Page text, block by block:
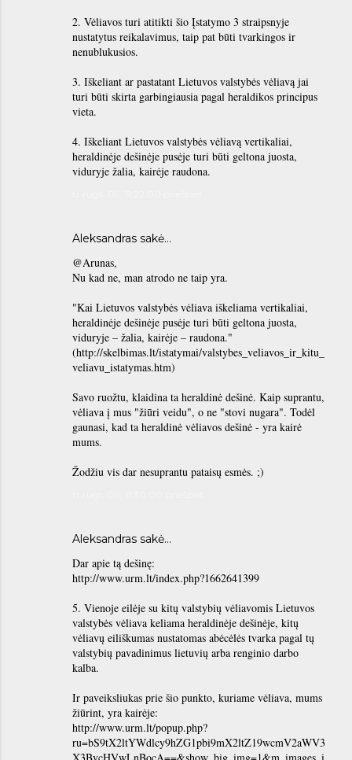
2. Vėliavos turi atitikti šio Įstatymo 3 straipsnyje
nustatytus reikalavimus, taip pat būti tvarkingos ir
nenublukusios.
3. Iškeliant ar pastatant Lietuvos valstybės vėliavą jai
turi būti skirta garbingiausia pagal heraldikos principus
vieta.
4. Iškeliant Lietuvos valstybės vėliavą vertikaliai,
heraldinėje dešinėje pusėje turi būti geltona juosta,
viduryje žalia, kairėje raudona.
Aleksandras sakė…
@Arunas,
Nu kad ne, man atrodo ne taip yra.
"Kai Lietuvos valstybės vėliava iškeliama vertikaliai,
heraldinėje dešinėje pusėje turi būti geltona juosta,
viduryje – žalia, kairėje – raudona."
(http://skelbimas.lt/istatymai/valstybes_veliavos_ir_kitu_
veliavu_istatymas.htm)
Savo ruožtu, klaidina ta heraldinė dešinė. Kaip suprantu,
vėliava į mus "žiūri veidu", o ne "stovi nugara". Todėl
gaunasi, kad ta heraldinė vėliavos dešinė - yra kairė
mums.
Žodžiu vis dar nesuprantu pataisų esmės. ;)
Aleksandras sakė…
Dar apie tą dešinę:
http://www.urm.lt/index.php?1662641399
5. Vienoje eilėje su kitų valstybių vėliavomis Lietuvos
valstybės vėliava keliama heraldinėje dešinėje, kitų
vėliavų eiliškumas nustatomas abėcėlės tvarka pagal tų
valstybių pavadinimus lietuvių arba renginio darbo
kalba.
Ir paveiksliukas prie šio punkto, kuriame vėliava, mums
žiūrint, yra kairėje:
http://www.urm.lt/popup.php?
ru=bS9tX2ltYWdlcy9hZG1pbi9mX2ltZ19wcmV2aWV3